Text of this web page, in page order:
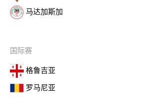
马达加斯加
国际赛
格鲁吉亚
罗马尼亚